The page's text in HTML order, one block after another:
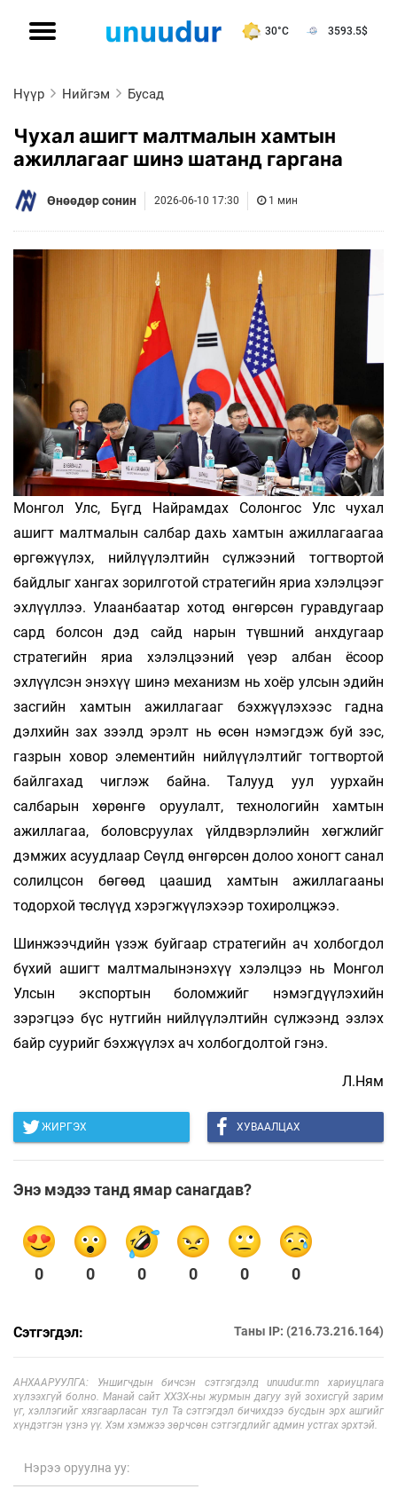
30°C 3593.5$
Нүүр Нийгэм Бусад
Чухал ашигт малтмалын хамтын
ажиллагааг шинэ шатанд гаргана
Өнөөдөр сонин 2026-06-10 17:30 1 мин
Монгол Улс, Бүгд Найрамдах Солонгос Улс чухал
ашигт малтмалын салбар дахь хамтын ажиллагаагаа
өргөжүүлэх, нийлүүлэлтийн сүлжээний тогтвортой
байдлыг хангах зорилготой стратегийн яриа хэлэлцээг
эхлүүллээ. Улаанбаатар хотод өнгөрсөн гуравдугаар
сард болсон дэд сайд нарын түвшний анхдугаар
стратегийн яриа хэлэлцээний үеэр албан ёсоор
эхлүүлсэн энэхүү шинэ механизм нь хоёр улсын эдийн
засгийн хамтын ажиллагааг бэхжүүлэхээс гадна
дэлхийн зах зээлд эрэлт нь өсөн нэмэгдэж буй зэс,
газрын ховор элементийн нийлүүлэлтийг тогтвортой
байлгахад чиглэж байна. Талууд уул уурхайн
салбарын хөрөнгө оруулалт, технологийн хамтын
ажиллагаа, боловсруулах үйлдвэрлэлийн хөгжлийг
дэмжих асуудлаар Сөүлд өнгөрсөн долоо хоногт санал
солилцсон бөгөөд цаашид хамтын ажиллагааны
тодорхой төслүүд хэрэгжүүлэхээр тохиролцжээ.
Шинжээчдийн үзэж буйгаар стратегийн ач холбогдол
бүхий ашигт малтмалынэнэхүү хэлэлцээ нь Монгол
Улсын экспортын боломжийг нэмэгдүүлэхийн
зэрэгцээ бүс нутгийн нийлүүлэлтийн сүлжээнд эзлэх
байр суурийг бэхжүүлэх ач холбогдолтой гэнэ.
Л.Ням
ЖИРГЭХ ХУВААЛЦАХ
Энэ мэдээ танд ямар санагдав?
0 0 0 0 0 0
Сэтгэгдэл: Таны IP: (216.73.216.164)
АНХААРУУЛГА: Уншигчдын бичсэн сэтгэгдэлд unuudur.mn хариуцлага
хүлээхгүй болно. Манай сайт ХХЗХ-ны журмын дагуу зүй зохисгүй зарим
үг, хэллэгийг хязгаарласан тул Та сэтгэгдэл бичихдээ бусдын эрх ашгийг
хүндэтгэн үзнэ үү. Хэм хэмжээ зөрчсөн сэтгэгдлийг админ устгах эрхтэй.